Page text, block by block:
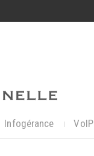
Infogérance VoIP